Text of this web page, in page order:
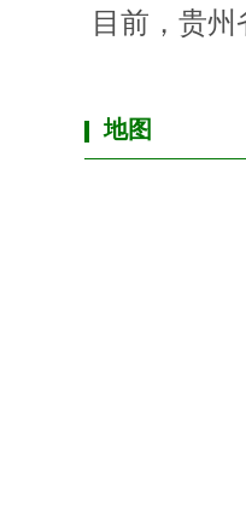
目前，贵
地图